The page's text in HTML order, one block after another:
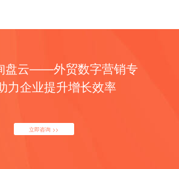
——外贸数字营销专
力企业提升增长效率
立即咨询 >>